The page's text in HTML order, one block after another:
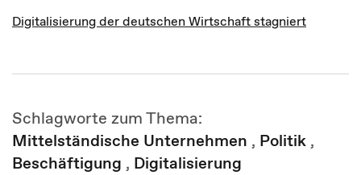
Digitalisierung der deutschen Wirtschaft stagniert
Schlagworte zum Thema:
Mittelständische Unternehmen , Politik ,
Beschäftigung , Digitalisierung